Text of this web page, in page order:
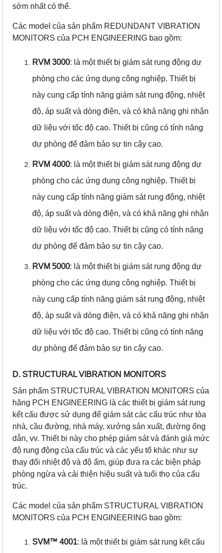
sớm nhất có thể.
Các model của sản phẩm REDUNDANT VIBRATION
MONITORS của PCH ENGINEERING bao gồm:
RVM 3000: là một thiết bị giám sát rung động dự
phòng cho các ứng dụng công nghiệp. Thiết bị
này cung cấp tính năng giám sát rung động, nhiệt
độ, áp suất và dòng điện, và có khả năng ghi nhận
dữ liệu với tốc độ cao. Thiết bị cũng có tính năng
dự phòng để đảm bảo sự tin cậy cao.
RVM 4000: là một thiết bị giám sát rung động dự
phòng cho các ứng dụng công nghiệp. Thiết bị
này cung cấp tính năng giám sát rung động, nhiệt
độ, áp suất và dòng điện, và có khả năng ghi nhận
dữ liệu với tốc độ cao. Thiết bị cũng có tính năng
dự phòng để đảm bảo sự tin cậy cao.
RVM 5000: là một thiết bị giám sát rung động dự
phòng cho các ứng dụng công nghiệp. Thiết bị
này cung cấp tính năng giám sát rung động, nhiệt
độ, áp suất và dòng điện, và có khả năng ghi nhận
dữ liệu với tốc độ cao. Thiết bị cũng có tính năng
dự phòng để đảm bảo sự tin cậy cao.
D. STRUCTURAL VIBRATION MONITORS
Sản phẩm STRUCTURAL VIBRATION MONITORS của
hãng PCH ENGINEERING là các thiết bị giám sát rung
kết cấu được sử dụng để giám sát các cấu trúc như tòa
nhà, cầu đường, nhà máy, xưởng sản xuất, đường ống
dẫn, vv. Thiết bị này cho phép giám sát và đánh giá mức
độ rung động của cấu trúc và các yếu tố khác như sự
thay đổi nhiệt độ và độ ẩm, giúp đưa ra các biện pháp
phòng ngừa và cải thiện hiệu suất và tuổi thọ của cấu
trúc.
Các model của sản phẩm STRUCTURAL VIBRATION
MONITORS của PCH ENGINEERING bao gồm:
SVM™️ 4001: là một thiết bị giám sát rung kết cấu